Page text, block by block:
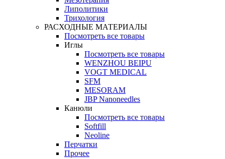
Липолитики
Трихология
РАСХОДНЫЕ МАТЕРИАЛЫ
Посмотреть все товары
Иглы
Посмотреть все товары
WENZHOU BEIPU
VOGT MEDICAL
SFM
MESORAM
JBP Nanoneedles
Канюли
Посмотреть все товары
Softfill
Neoline
Перчатки
Прочее